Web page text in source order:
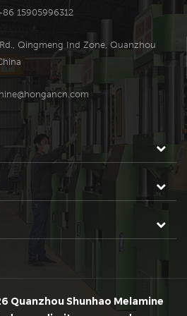
15905996312
Qingmeng Ind Zone, Quanzhou
Quanzhou Shunhao Melamine